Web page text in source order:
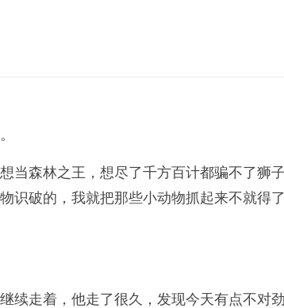
当森林之王，想尽了千方百计都骗不了狮
识破的，我就把那些小动物抓起来不就
续走着，他走了很久，发现今天有点不对